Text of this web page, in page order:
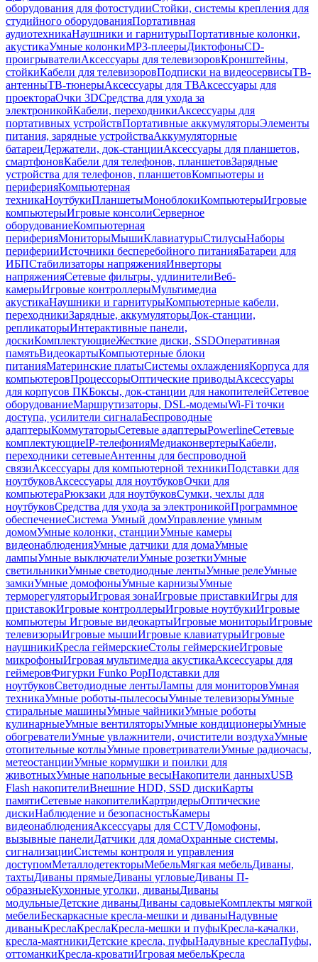
оборудования для фотостудииСтойки, системы крепления для
студийного оборудованияПортативная
аудиотехникаНаушники и гарнитурыПортативные колонки,
акустикаУмные колонкиMP3-плеерыДиктофоныCD-
проигрывателиАксессуары для телевизоровКронштейны,
стойкиКабели для телевизоровПодписки на видеосервисыТВ-
антенныТВ-тюнерыАксессуары для ТВАксессуары для
проектораОчки 3DСредства для ухода за
электроникойКабели, переходникиАксессуары для
портативных устройствПортативные аккумуляторыЭлементы
питания, зарядные устройстваАккумуляторные
батареиДержатели, док-станцииАксессуары для планшетов,
смартфоновКабели для телефонов, планшетовЗарядные
устройства для телефонов, планшетовКомпьютеры и
периферияКомпьютерная
техникаНоутбукиПланшетыМоноблокиКомпьютерыИгровые
компьютерыИгровые консолиСерверное
оборудованиеКомпьютерная
периферияМониторыМышиКлавиатурыСтилусыНаборы
периферииИсточники бесперебойного питанияБатареи для
ИБПСтабилизаторы напряженияИнверторы
напряженияСетевые фильтры, удлинителиВеб-
камерыИгровые контроллерыМультимедиа
акустикаНаушники и гарнитурыКомпьютерные кабели,
переходникиЗарядные, аккумуляторыДок-станции,
репликаторыИнтерактивные панели,
доскиКомплектующиеЖесткие диски, SSDОперативная
памятьВидеокартыКомпьютерные блоки
питанияМатеринские платыСистемы охлажденияКорпуса для
компьютеровПроцессорыОптические приводыАксессуары
для корпусов ПКБоксы, док-станции для накопителейСетевое
оборудованиеМаршрутизаторы, DSL-модемыWi-Fi точки
доступа, усилители сигналаБеспроводные
адаптерыКоммутаторыСетевые адаптерыPowerlineСетевые
комплектующиеIP-телефонияМедиаконвертерыКабели,
переходники сетевыеАнтенны для беспроводной
связиАксессуары для компьютерной техникиПодставки для
ноутбуковАксессуары для ноутбуковОчки для
компьютераРюкзаки для ноутбуковСумки, чехлы для
ноутбуковСредства для ухода за электроникойПрограммное
обеспечениеСистема Умный домУправление умным
домомУмные колонки, станцииУмные камеры
видеонаблюденияУмные датчики для домаУмные
лампыУмные выключателиУмные розеткиУмные
светильникиУмные светодиодные лентыУмные релеУмные
замкиУмные домофоныУмные карнизыУмные
терморегуляторыИгровая зонаИгровые приставкиИгры для
приставокИгровые контроллерыИгровые ноутбукиИгровые
компьютеры Игровые видеокартыИгровые мониторыИгровые
телевизорыИгровые мышиИгровые клавиатурыИгровые
наушникиКресла геймерскиеСтолы геймерскиеИгровые
микрофоныИгровая мультимедиа акустикаАксессуары для
геймеровФигурки Funko PopПодставки для
ноутбуковСветодиодные лентыЛампы для мониторовУмная
техникаУмные роботы-пылесосыУмные телевизорыУмные
стиральные машиныУмные чайникиУмные роботы
кулинарныеУмные вентиляторыУмные кондиционерыУмные
обогревателиУмные увлажнители, очистители воздухаУмные
отопительные котлыУмные проветривателиУмные радиочасы,
метеостанцииУмные кормушки и поилки для
животныхУмные напольные весыНакопители данныхUSB
Flash накопителиВнешние HDD, SSD дискиКарты
памятиСетевые накопителиКартридерыОптические
дискиНаблюдение и безопасностьКамеры
видеонаблюденияАксессуары для CCTVДомофоны,
вызывные панелиДатчики для домаОхранные системы,
сигнализацииСистемы контроля и управления
доступомМеталлодетекторыМебельМягкая мебельДиваны,
тахтыДиваны прямыеДиваны угловыеДиваны П-
образныеКухонные уголки, диваныДиваны
модульныеДетские диваныДиваны садовыеКомплекты мягкой
мебелиБескаркасные кресла-мешки и диваныНадувные
диваныКреслаКреслаКресла-мешки и пуфыКресла-качалки,
кресла-маятникиДетские кресла, пуфыНадувные креслаПуфы,
оттоманкиКресла-кроватиИгровая мебельКресла